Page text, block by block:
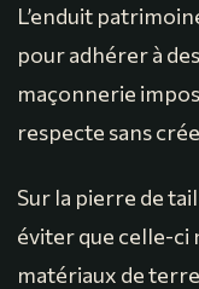
L’enduit
pour adhérer à
maçonnerie
respecte sans
Sur la pierre de
éviter que celle-ci
matériaux de